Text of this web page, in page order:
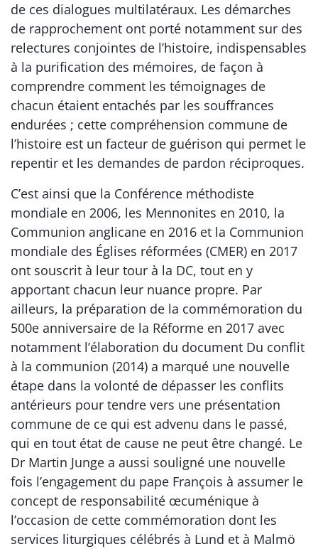
de ces dialogues multilatéraux. Les démarches
de rapprochement ont porté notamment sur des
relectures conjointes de l’histoire, indispensables
à la purification des mémoires, de façon à
comprendre comment les témoignages de
chacun étaient entachés par les souffrances
endurées ; cette compréhension commune de
l’histoire est un facteur de guérison qui permet le
repentir et les demandes de pardon réciproques.
C’est ainsi que la Conférence méthodiste
mondiale en 2006, les Mennonites en 2010, la
Communion anglicane en 2016 et la Communion
mondiale des Églises réformées (CMER) en 2017
ont souscrit à leur tour à la DC, tout en y
apportant chacun leur nuance propre. Par
ailleurs, la préparation de la commémoration du
500e anniversaire de la Réforme en 2017 avec
notamment l’élaboration du document Du conflit
à la communion (2014) a marqué une nouvelle
étape dans la volonté de dépasser les conflits
antérieurs pour tendre vers une présentation
commune de ce qui est advenu dans le passé,
qui en tout état de cause ne peut être changé. Le
Dr Martin Junge a aussi souligné une nouvelle
fois l’engagement du pape François à assumer le
concept de responsabilité œcuménique à
l’occasion de cette commémoration dont les
services liturgiques célébrés à Lund et à Malmö